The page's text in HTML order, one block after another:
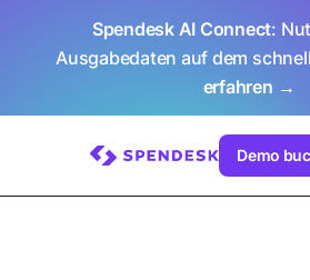
Spendesk AI Connect:
Ausgabedaten auf dem
erfahren →
Demo